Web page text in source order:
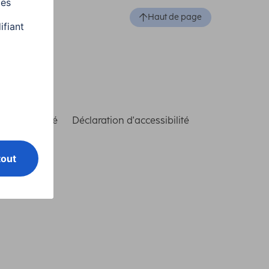
Haut de page
conformité Déclaration d'accessibilité